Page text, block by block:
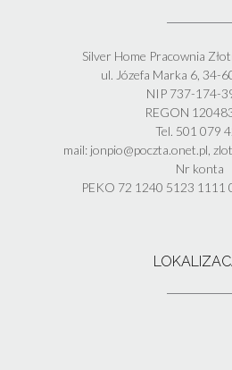
Silver Home Pracownia
ul. Józefa Marka 6, 34-
NIP 737-174-
REGON
Tel. 501 079
mail: jonpio@poczta.onet.pl,
Nr konta
PEKO 72 1240 5123 1111